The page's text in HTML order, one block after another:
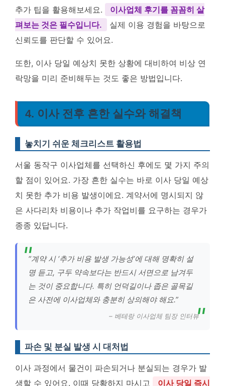
추가 팁을 활용해보세요.
이사업체 후기를 꼼꼼히 살
펴보는 것은 필수입니다.
실제 이용 경험을 바탕으로
신뢰도를 판단할 수 있어요.
또한, 이사 당일 예상치 못한 상황에 대비하여 비상 연
락망을 미리 준비해두는 것도 좋은 방법입니다.
4. 이사 전후 흔한 실수와 해결책
놓치기 쉬운 체크리스트 활용법
서울 동작구 이사업체를 선택하신 후에도 몇 가지 주의
할 점이 있어요. 가장 흔한 실수는 바로 이사 당일 예상
치 못한 추가 비용 발생이에요. 계약서에 명시되지 않
은 사다리차 비용이나 추가 작업비를 요구하는 경우가
종종 있답니다.
“계약 시 ‘추가 비용 발생 가능성’에 대해 명확히 설
명 듣고, 구두 약속보다는 반드시 서면으로 남겨두
는 것이 중요합니다. 특히 언덕길이나 좁은 골목길
은 사전에 이사업체와 충분히 상의해야 해요.”
– 베테랑 이사업체 팀장 인터뷰
파손 및 분실 발생 시 대처법
이사 과정에서 물건이 파손되거나 분실되는 경우가 발
생할 수 있어요. 이때 당황하지 마시고
이사 당일 즉시